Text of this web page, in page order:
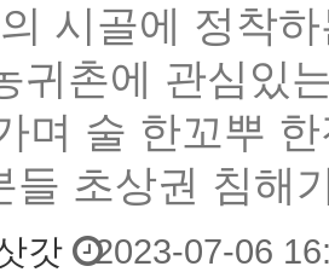
시골에 정착
귀촌에 관심있
며 술 한꼬뿌
들 초상권 침해
갓 2023-07-06